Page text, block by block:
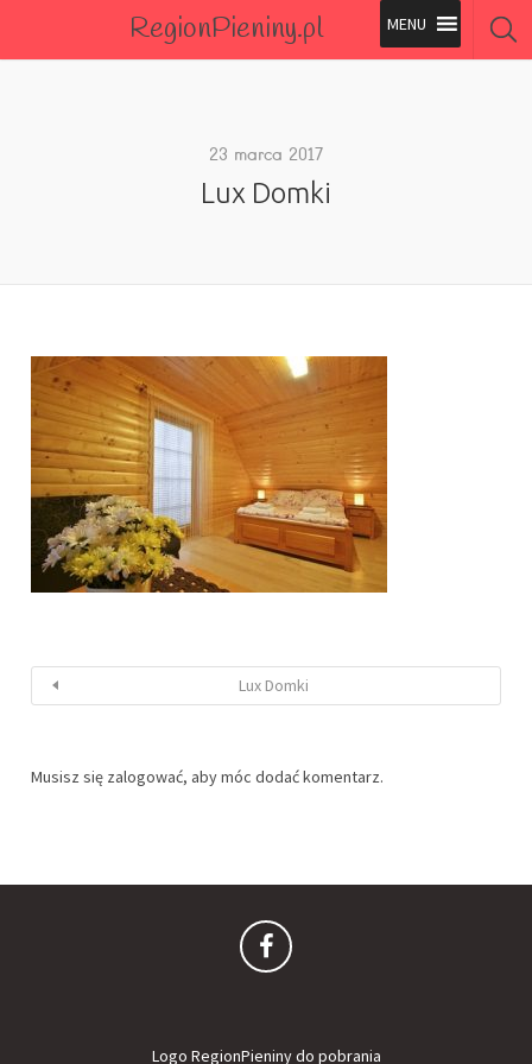
RegionPieniny.pl
23 marca 2017
Lux Domki
Lux Domki
Musisz się zalogować, aby móc dodać komentarz.
Logo RegionPieniny do pobrania